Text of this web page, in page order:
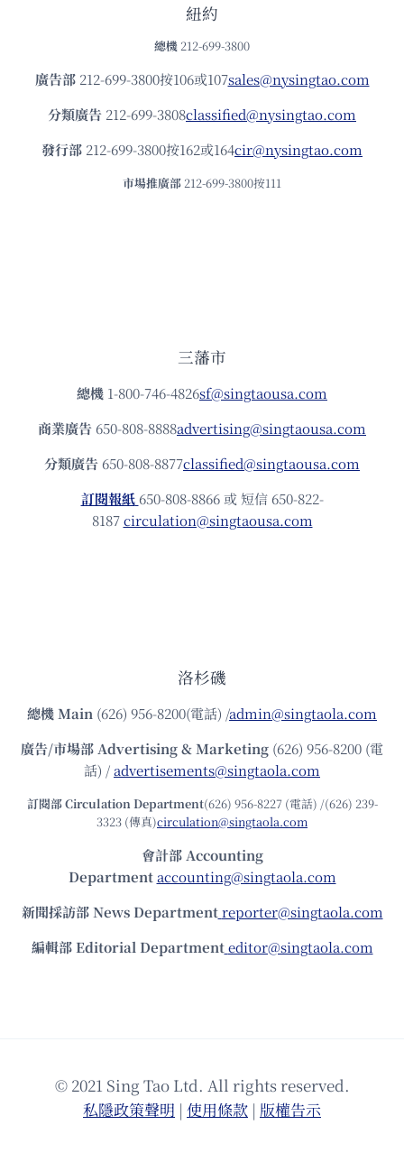
紐約
總機 212-699-3800
廣告部212-699-3800按106或107sales@nysingtao.com
分類廣告 212-699-3808classified@nysingtao.com
發⾏部 212-699-3800按162或164cir@nysingtao.com
市場推廣部 212-699-3800按111
三藩市
總機 1-800-746-4826sf@singtaousa.com
商業廣告 650-808-8888advertising@singtaousa.com
分類廣告 650-808-8877classified@singtaousa.com
訂閱報紙 650-808-8866 或 短信 650-822-
8187circulation@singtaousa.com
洛杉磯
總機Main (626) 956-8200(電話) /admin@singtaola.com
廣告/市場部Advertising & Marketing (626) 956-8200 (電
話) /advertisements@singtaola.com
訂閱部 Circulation Department(626) 956-8227 (電話) /(626) 239-
3323 (傳真)circulation@singtaola.com
會計部 Accounting
Department accounting@singtaola.com
新聞採訪部 News Department reporter@singtaola.com
編輯部 Editorial Department editor@singtaola.com
© 2021 Sing Tao Ltd. All rights reserved.
私隱政策聲明 | 使⽤條款 | 版權告⽰